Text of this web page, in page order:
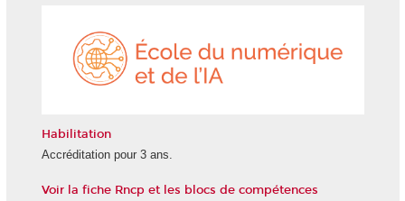
Habilitation
Accréditation pour 3 ans.
Voir la fiche Rncp et les blocs de compétences